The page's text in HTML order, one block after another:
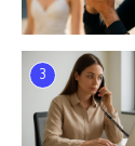
3